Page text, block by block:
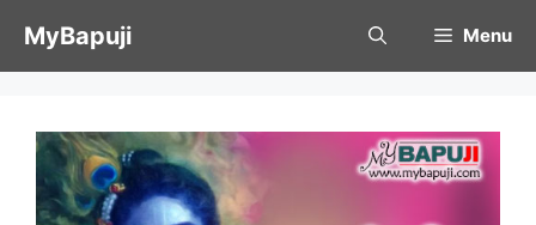
MyBapuji Menu